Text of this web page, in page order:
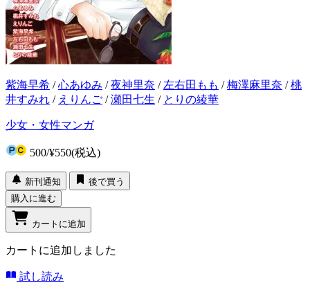
紫海早希 /心あゆみ /夜神里奈 / 左右田もも /梅澤麻里奈 /桃
井すみれ / えりんご /瀬田七生 / とりの綾華
少女・女性マンガ
500/¥550(税込)
新刊通知
後で買う
購入に進む
カートに追加
カートに追加しました
試し読み